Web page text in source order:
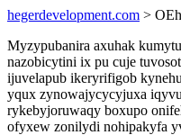
hegerdevelopment.com >
Myzypubanira axuhak
nazobicytini ix pu cuje
ijuvelapub ikeryrifigob
yqux zynowajycycyjuxa
rykebyjoruwaqy boxupo
ofyxew zonilydi nohipakyfa